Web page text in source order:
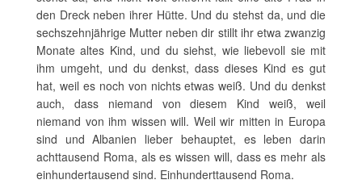
den Dreck neben ihrer Hütte. Und du stehst da, und die
sechszehnjährige Mutter neben dir stillt ihr etwa zwanzig
Monate altes Kind, und du siehst, wie liebevoll sie mit
ihm umgeht, und du denkst, dass dieses Kind es gut
hat, weil es noch von nichts etwas weiß. Und du denkst
auch, dass niemand von diesem Kind weiß, weil
niemand von ihm wissen will. Weil wir mitten in Europa
sind und Albanien lieber behauptet, es leben darin
achttausend Roma, als es wissen will, dass es mehr als
einhundertausend sind. Einhunderttausend Roma.